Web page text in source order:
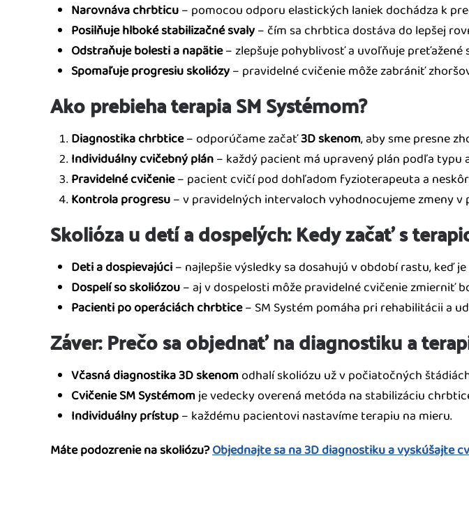
Narovnáva chrbticu– pomocou odporu elastických laniek dochádza k
Posilňuje hlboké stabilizačné svaly– čím sa chrbtica dostáva do lepšej
Odstraňuje bolesti a napätie– zlepšuje pohyblivosť a uvoľňuje preťažené
Spomaľuje progresiu skoliózy– pravidelné cvičenie môže zabrániť
Ako prebieha terapia SM Systémom?
Diagnostika chrbtice– odporúčame začať3D skenom, aby sme presne
Individuálny cvičebný plán– každý pacient má upravený plán podľa typu
Pravidelné cvičenie– pacient cvičí pod dohľadom fyzioterapeuta a
Kontrola progresu– v pravidelných intervaloch vyhodnocujeme zmeny
Skolióza u detí a dospelých: Kedy začať s
Deti a dospievajúci– najlepšie výsledky sa dosahujú v období rastu, keď
Dospelí so skoliózou– aj v dospelosti môže pravidelné cvičenie zmierniť
Pacienti po operáciách chrbtice– SM Systém pomáha pri rehabilitácii a
Záver: Prečo sa objednať na diagnostiku a
Včasná diagnostika 3D skenomodhalí skoliózu už v počiatočných
Cvičenie SM Systémomje vedecky overená metóda na stabilizáciu
Individuálny prístup– každému pacientovi nastavíme terapiu na mieru.
Máte podozrenie na skoliózu?Objednajte sa na 3D diagnostiku a vyskúšajte